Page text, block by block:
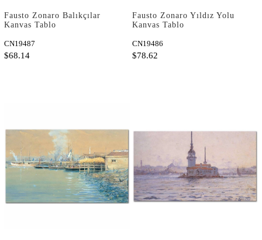
Fausto Zonaro Balıkçılar
Kanvas Tablo
CN19487
$68.14
Fausto Zonaro Yıldız Yolu
Kanvas Tablo
CN19486
$78.62